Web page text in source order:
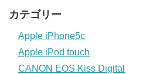
カテゴリー
Apple iPhone5c
Apple iPod touch
CANON EOS Kiss Digital